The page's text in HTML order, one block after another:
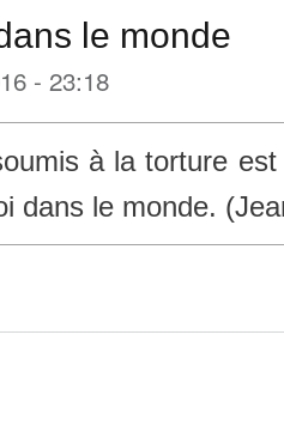
le monde
- 23:18
à la torture
dans le monde.